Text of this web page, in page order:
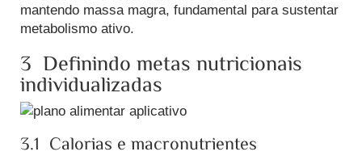
mantendo massa magra, fundamental para sustentar
metabolismo ativo.
3 Definindo metas nutricionais
individualizadas
3.1 Calorias e macronutrientes